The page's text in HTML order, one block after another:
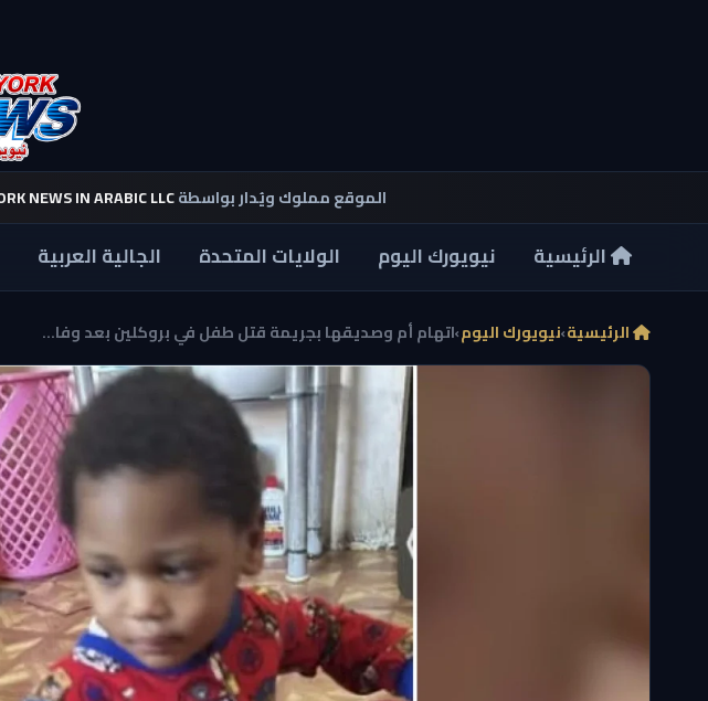
الموقع مملوك ويُدار بواسطةNEWS IN ARABIC LLC
الرئيسية نيويورك اليوم الولايات المتحدة الجالية العربية
الرئيسية›نيويورك اليوم›اتهام أم وصديقها بجريمة قتل طفل في بروكلين بعد وفا...